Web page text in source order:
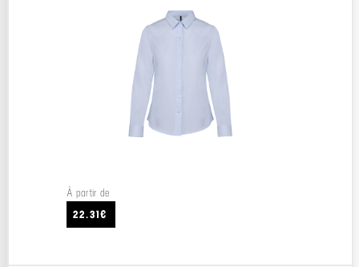
À partir de
22.31€